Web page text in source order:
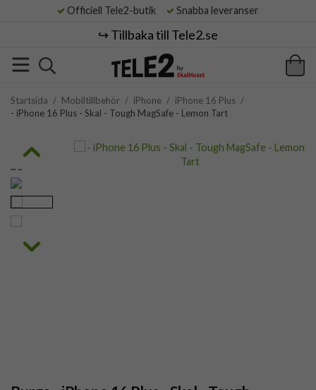
Officiell Tele2-butik Snabba leveranser
↪️ Tillbaka till Tele2.se
Startsida / Mobiltillbehör / iPhone / iPhone 16 Plus /
- iPhone 16 Plus - Skal - Tough MagSafe - Lemon Tart